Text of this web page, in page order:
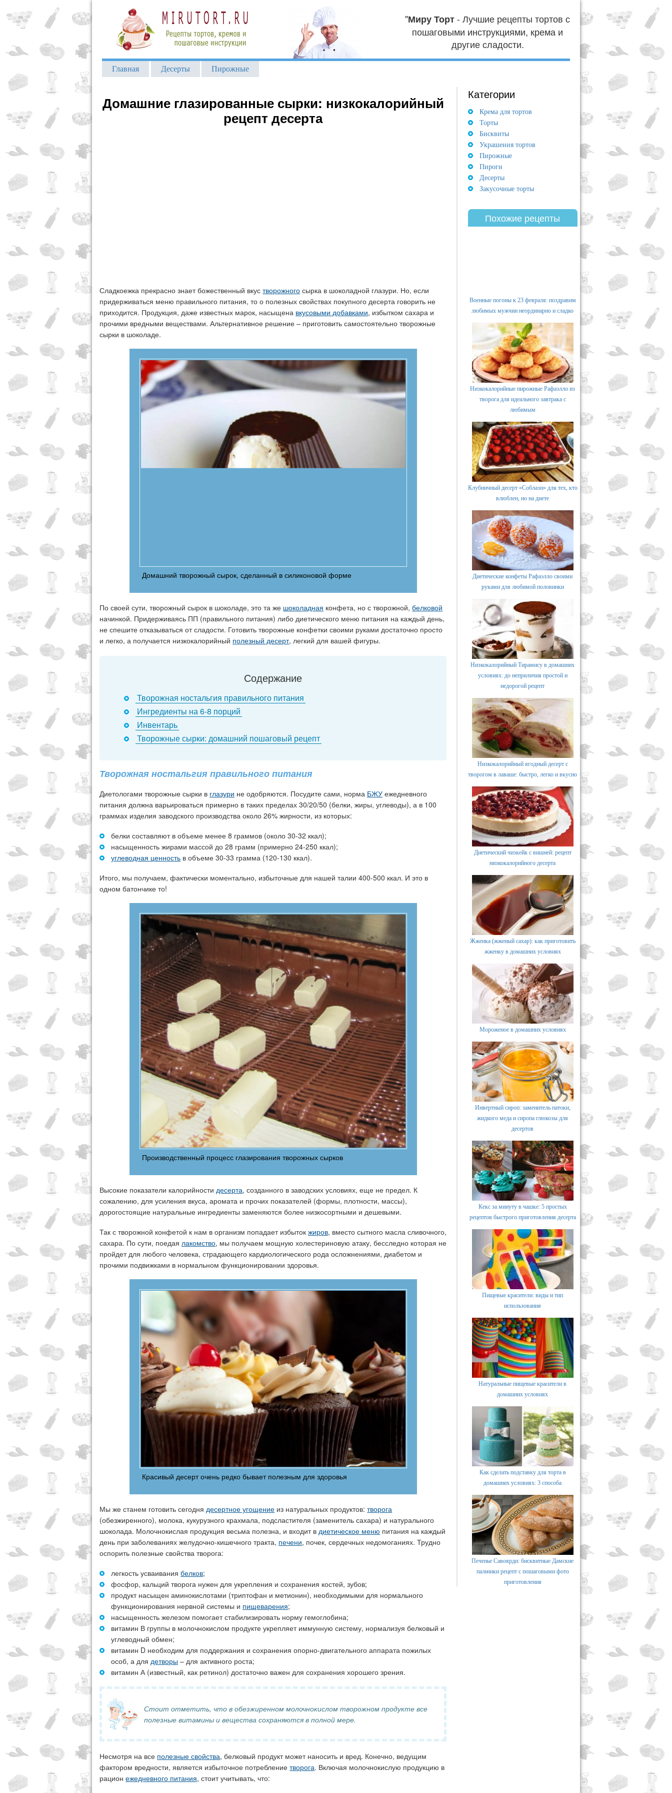
"Миру Торт- Лучшие рецепты тортов с
пошаговыми инструкциями, крема и
другие сладости.
Главная Десерты Пирожные
Домашние глазированные сырки: низкокалорийный
рецепт десерта
Сладкоежка прекрасно знает божественный вкустворожного сырка в шоколадной глазури. Но, если
придерживаться меню правильного питания, то о полезных свойствах покупного десерта говорить не
приходится. Продукция, даже известных марок, насыщена вкусовыми добавками, избытком сахара и
прочими вредными веществами. Альтернативное решение – приготовить самостоятельно творожные
сырки в шоколаде.
Домашний творожный сырок, сделанный в силиконовой форме
По своей сути, творожный сырок в шоколаде, это та же шоколадная конфета, но с творожной,белковой
начинкой. Придерживаясь ПП (правильного питания) либо диетического меню питания на каждый день,
не спешите отказываться от сладости. Готовить творожные конфетки своими руками достаточно просто
и легко, а получается низкокалорийный полезный десерт, легкий для вашей фигуры.
Содержание
Творожная ностальгия правильного питания
Ингредиенты на 6-8 порций
Инвентарь
Творожные сырки: домашний пошаговый рецепт
Творожная ностальгия правильного питания
Диетологами творожные сырки в глазури не одобряются. Посудите сами, норма БЖУ ежедневного
питания должна варьироваться примерно в таких пределах 30/20/50 (белки, жиры, углеводы), а в 100
граммах изделия заводского производства около 26% жирности, из которых:
белки составляют в объеме менее 8 граммов (около 30-32 ккал);
насыщенность жирами массой до 28 грамм (примерно 24-250 ккал);
углеводная ценность в объеме 30-33 грамма (120-130 ккал).
Итого, мы получаем, фактически моментально, избыточные для нашей талии 400-500 ккал. И это в
одном батончике то!
Производственный процесс глазирования творожных сырков
Высокие показатели калорийностидесерта, созданного в заводских условиях, еще не предел. К
сожалению, для усиления вкуса, аромата и прочих показателей (формы, плотности, массы),
дорогостоящие натуральные ингредиенты заменяются более низкосортными и дешевыми.
Так с творожной конфетой к нам в организм попадает избытокжиров, вместо сытного масла сливочного,
сахара. По сути, поедаялакомство, мы получаем мощную холестериновую атаку, бесследно которая не
пройдет для любого человека, страдающего кардиологического рода осложнениями, диабетом и
прочими подвижками в нормальном функционировании здоровья.
Красивый десерт очень редко бывает полезным для здоровья
Мы же станем готовить сегодня десертное угощение из натуральных продуктов:творога
(обезжиренного), молока, кукурузного крахмала, подсластителя (заменитель сахара) и натурального
шоколада. Молочнокислая продукция весьма полезна, и входит в диетическое меню питания на каждый
день при заболеваниях желудочно-кишечного тракта, печени, почек, сердечных недомоганиях. Трудно
оспорить полезные свойства творога:
легкость усваиваниябелков;
фосфор, кальций творога нужен для укрепления и сохранения костей, зубов;
продукт насыщен аминокислотами (триптофан и метионин), необходимыми для нормального
функционирования нервной системы и пищеварения;
насыщенность железом помогает стабилизировать норму гемоглобина;
витамин В группы в молочнокислом продукте укрепляет иммунную систему, нормализуя белковый и
углеводный обмен;
витамин D необходим для поддержания и сохранения опорно-двигательного аппарата пожилых
особ, а для детворы – для активного роста;
витамин А (известный, как ретинол) достаточно важен для сохранения хорошего зрения.
Стоит отметить, что в обезжиренном молочнокислом творожном продукте все
полезные витамины и вещества сохраняются в полной мере.
Несмотря на все полезные свойства, белковый продукт может наносить и вред. Конечно, ведущим
фактором вредности, является избыточное потреблениетворога. Включая молочнокислую продукцию в
рационежедневного питания, стоит учитывать, что:
Категории
Крема для тортов
Торты
Бисквиты
Украшения тортов
Пирожные
Пироги
Десерты
Закусочные торты
Похожие рецепты
Военные погоны к 23 февраля: поздравим
любимых мужчин неординарно и сладко
Низкокалорийные пирожные Рафаэлло из
творога для идеального завтрака с
любимым
Клубничный десерт «Соблазн» для тех, кто
влюблен, но на диете
Диетические конфеты Рафаэлло своими
руками для любимой половинки
Низкокалорийный Тирамису в домашних
условиях: до неприличия простой и
недорогой рецепт
Низкокалорийный ягодный десерт с
творогом в лаваше: быстро, легко и вкусно
Диетический чизкейк с вишней: рецепт
низкокалорийного десерта
Жженка (жженый сахар): как приготовить
жженку в домашних условиях
Мороженое в домашних условиях
Инвертный сироп: заменитель патоки,
жидкого меда и сиропа глюкозы для
десертов
Кекс за минуту в чашке: 5 простых
рецептов быстрого приготовления десерта
Пищевые красители: виды и тип
использования
Натуральные пищевые красители в
домашних условиях
Как сделать подставку для торта в
домашних условиях: 3 способа
Печенье Савоярди: бисквитные Дамские
пальчики рецепт с пошаговыми фото
приготовления